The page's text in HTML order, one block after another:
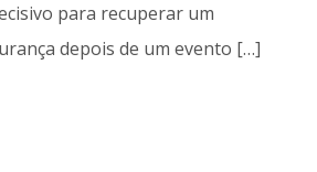
para recuperar um
depois de um evento […]